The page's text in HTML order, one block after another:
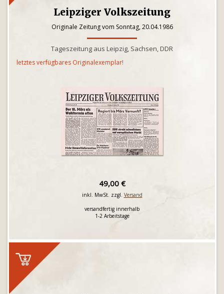
Leipziger Volkszeitung
Originale Zeitung vom Sonntag, 20.04.1986
Tageszeitung aus Leipzig, Sachsen, DDR
letztes verfügbares Originalexemplar!
49,00 €
inkl. MwSt. zzgl. Versand
versandfertig innerhalb
1-2 Arbeitstage